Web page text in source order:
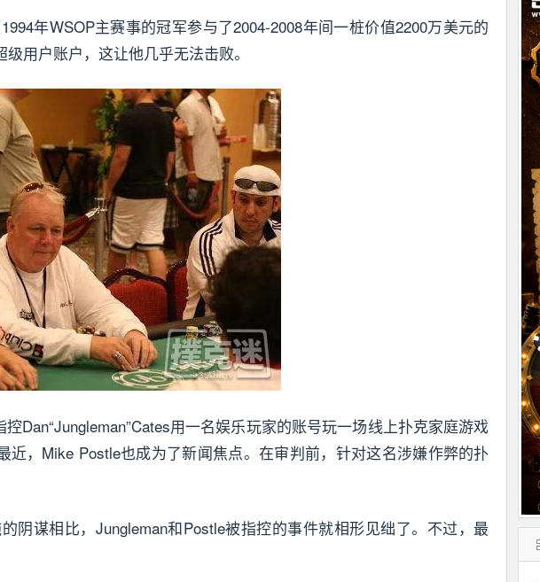
年WSOP主赛事的冠军参与了2004-2008年间一桩价值2200万美元的
用户账户，这让他几乎无法击败。
Dan“Jungleman”Cates用一名娱乐玩家的账号玩一场线上扑克家庭游戏
近，Mike Postle也成为了新闻焦点。在审判前，针对这名涉嫌作弊的扑
阴谋相比，Jungleman和Postle被指控的事件就相形见绌了。不过，最